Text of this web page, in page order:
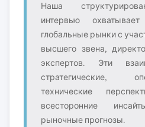
Наша
интервью
глобальные рынки с
высшего звена,
экспертов. Эти
стратегические,
технические
всесторонние
рыночные прогнозы.